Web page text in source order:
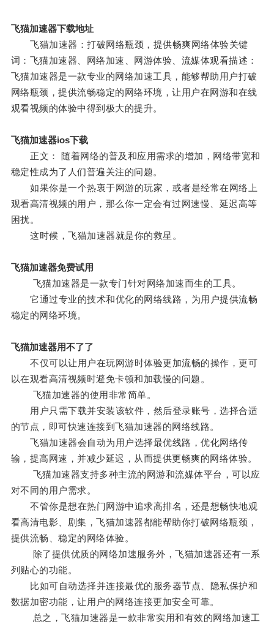
飞猫加速器下载地址
飞猫加速器：打破网络瓶颈，提供畅爽网络体验关键
词：飞猫加速器、网络加速、网游体验、流媒体观看描述：
飞猫加速器是一款专业的网络加速工具，能够帮助用户打破
网络瓶颈，提供流畅稳定的网络环境，让用户在网游和在线
观看视频的体验中得到极大的提升。
飞猫加速器ios下载
正文： 随着网络的普及和应用需求的增加，网络带宽和
稳定性成为了人们普遍关注的问题。
如果你是一个热衷于网游的玩家，或者是经常在网络上
观看高清视频的用户，那么你一定会有过网速慢、延迟高等
困扰。
这时候，飞猫加速器就是你的救星。
飞猫加速器免费试用
飞猫加速器是一款专门针对网络加速而生的工具。
它通过专业的技术和优化的网络线路，为用户提供流畅
稳定的网络环境。
飞猫加速器用不了了
不仅可以让用户在玩网游时体验更加流畅的操作，更可
以在观看高清视频时避免卡顿和加载慢的问题。
飞猫加速器的使用非常简单。
用户只需下载并安装该软件，然后登录账号，选择合适
的节点，即可快速连接到飞猫加速器的网络线路。
飞猫加速器会自动为用户选择最优线路，优化网络传
输，提高网速，并减少延迟，从而提供更畅爽的网络体验。
飞猫加速器支持多种主流的网游和流媒体平台，可以应
对不同的用户需求。
不管你是想在热门网游中追求高排名，还是想畅快地观
看高清电影、剧集，飞猫加速器都能帮助你打破网络瓶颈，
提供流畅、稳定的网络体验。
除了提供优质的网络加速服务外，飞猫加速器还有一系
列贴心的功能。
比如可自动选择并连接最优的服务器节点、隐私保护和
数据加密功能，让用户的网络连接更加安全可靠。
总之，飞猫加速器是一款非常实用和有效的网络加速工